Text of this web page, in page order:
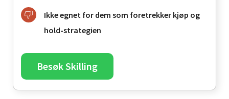
Ikke egnet for dem som foretrekker kjøp og
hold-strategien
Besøk Skilling